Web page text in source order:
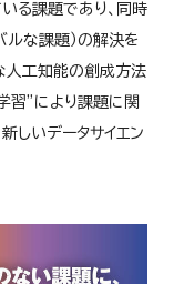
る課題であり、同時
な課題）の解決を
人工知能の創成方法
習”により課題に関
しいデータサイエン